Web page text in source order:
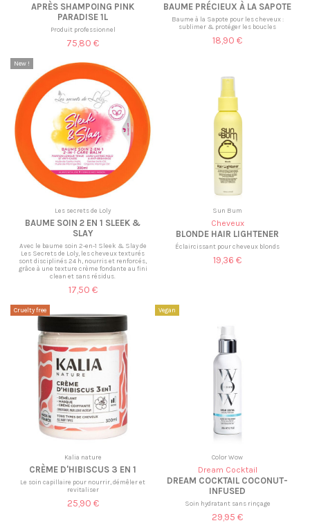
APRÈS SHAMPOING PINK
PARADISE 1L
Produit professionnel
75,80 €
BAUME PRÉCIEUX À LA SAPOTE
Baume à la Sapote pour les cheveux :
sublimer & protéger les boucles
18,90 €
New !
Les secrets de Loly
BAUME SOIN 2 EN 1 SLEEK &
SLAY
Avec le baume soin 2-en-1 Sleek & Slay de
Les Secrets de Loly, les cheveux texturés
sont disciplinés 24 h, nourris et renforcés,
grâce à une texture crème fondante au fini
clean et sans résidus.
17,50 €
Sun Bum
Cheveux
BLONDE HAIR LIGHTENER
Éclaircissant pour cheveux blonds
19,36 €
Cruelty free
Kalia nature
CRÈME D'HIBISCUS 3 EN 1
Le soin capillaire pour nourrir, démêler et
revitaliser
25,90 €
Vegan
Color Wow
Dream Cocktail
DREAM COCKTAIL COCONUT-
INFUSED
Soin hydratant sans rinçage
29,95 €